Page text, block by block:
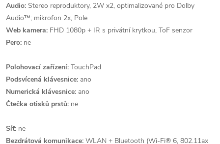
Audio: Stereo reproduktory, 2W x2, optimalizované pro Dolby
Audio™; mikrofon 2x, Pole
Web kamera: FHD 1080p + IR s privátní krytkou, ToF senzor
Pero: ne
Polohovací zařízení: TouchPad
Podsvícená klávesnice: ano
Numerická klávesnice: ano
Čtečka otisků prstů: ne
Síť: ne
Bezdrátová komunikace: WLAN + Bluetooth (Wi-Fi® 6, 802.11ax